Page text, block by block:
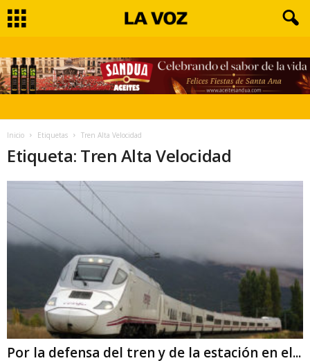
Inicio Etiquetas Tren Alta Velocidad
Etiqueta: Tren Alta Velocidad
Por la defensa del tren y de la estación en el...